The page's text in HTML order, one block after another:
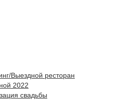
Выездной ресторан
2022
свадьбы